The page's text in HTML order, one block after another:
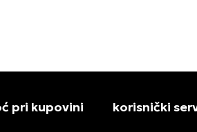
pri kupovini korisnički